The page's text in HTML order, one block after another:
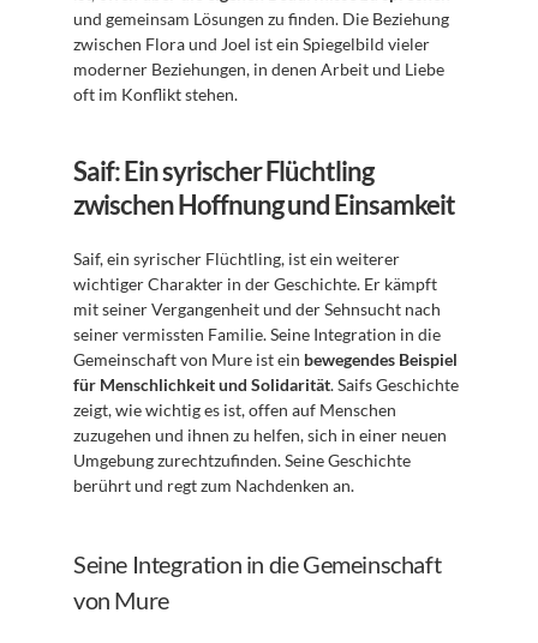
und gemeinsam Lösungen zu finden. Die Beziehung
zwischen Flora und Joel ist ein Spiegelbild vieler
moderner Beziehungen, in denen Arbeit und Liebe
oft im Konflikt stehen.
Saif: Ein syrischer Flüchtling
zwischen Hoffnung und Einsamkeit
Saif, ein syrischer Flüchtling, ist ein weiterer
wichtiger Charakter in der Geschichte. Er kämpft
mit seiner Vergangenheit und der Sehnsucht nach
seiner vermissten Familie. Seine Integration in die
Gemeinschaft von Mure ist ein bewegendes Beispiel
für Menschlichkeit und Solidarität. Saifs Geschichte
zeigt, wie wichtig es ist, offen auf Menschen
zuzugehen und ihnen zu helfen, sich in einer neuen
Umgebung zurechtzufinden. Seine Geschichte
berührt und regt zum Nachdenken an.
Seine Integration in die Gemeinschaft
von Mure